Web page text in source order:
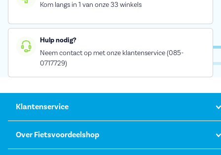
Kom langs in 1 van onze 33 winkels
Hulp nodig?
Neem contact op met onze klantenservice (085-
0717729)
Klantenservice
Over Fietsvoordeelshop